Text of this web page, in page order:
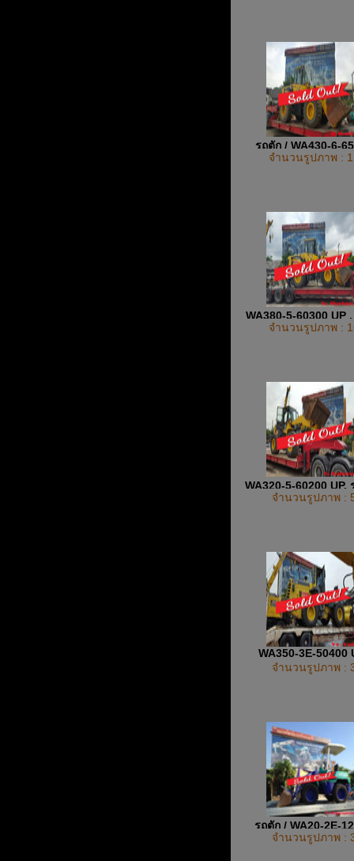
รถตัก / WA430-6-
UP
จำนวนรูปภาพ :
WA380-5-60300 UP
ล้อยาง รถตัก
จำนวนรูปภาพ :
WA320-5-60200 UP,
รถตักการเกษตร , ร
จำนวนรูปภาพ :
WA350-3E-50400
จำนวนรูปภาพ :
รถตัก / WA20-2E-
UP
จำนวนรูปภาพ :